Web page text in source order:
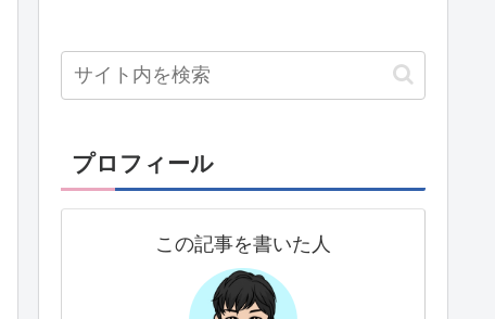
プロフィール
この記事を書いた人